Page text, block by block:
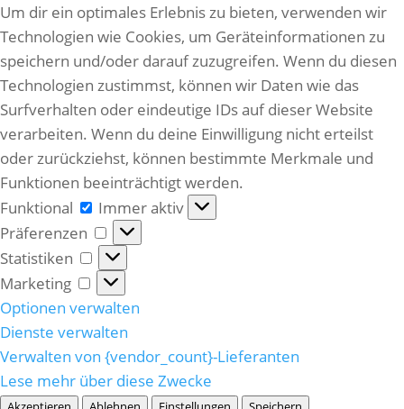
Um dir ein optimales Erlebnis zu bieten, verwenden wir
Technologien wie Cookies, um Geräteinformationen zu
speichern und/oder darauf zuzugreifen. Wenn du diesen
Technologien zustimmst, können wir Daten wie das
Surfverhalten oder eindeutige IDs auf dieser Website
verarbeiten. Wenn du deine Einwilligung nicht erteilst
oder zurückziehst, können bestimmte Merkmale und
Funktionen beeinträchtigt werden.
Funktional
Funktional
Immer aktiv
Präferenzen
Präferenzen
Statistiken
Statistiken
Marketing
Marketing
Optionen verwalten
Dienste verwalten
Verwalten von {vendor_count}-Lieferanten
Lese mehr über diese Zwecke